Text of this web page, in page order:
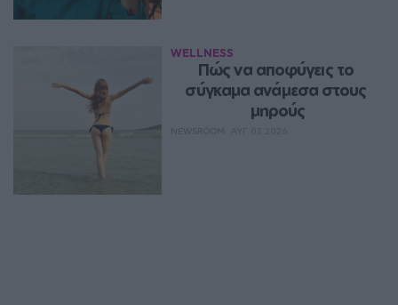
WELLNESS
Πώς να αποφύγεις το
σύγκαμα ανάμεσα στους
μηρούς